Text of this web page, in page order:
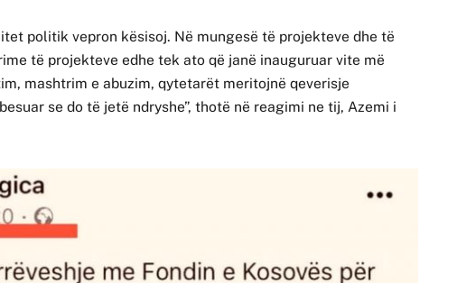
politik vepron kësisoj. Në mungesë të projekteve dhe të
të projekteve edhe tek ato që janë inauguruar vite më
mashtrim e abuzim, qytetarët meritojnë qeverisje
se do të jetë ndryshe”, thotë në reagimi ne tij, Azemi i